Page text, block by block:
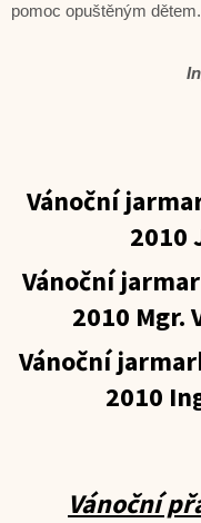
pomoc opuštěným dětem.
Vánoční
2010
Vánoční
2010 Mgr.
Vánoční
2010
Vánoční